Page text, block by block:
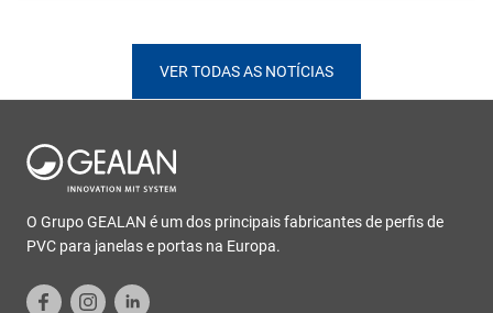
VER TODAS AS NOTÍCIAS
O Grupo GEALAN é um dos principais fabricantes de perfis de
PVC para janelas e portas na Europa.